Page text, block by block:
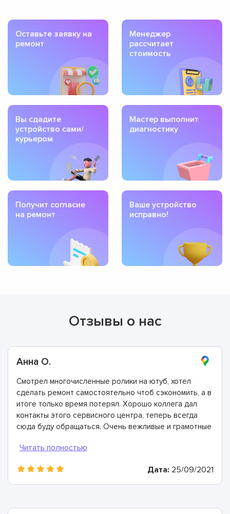
Оставьте заявку на
ремонт
Менеджер
рассчитает
стоимость
Вы сдадите
устройство сами/
курьером
Мастер выполнит
диагностику
Получит согласие
на ремонт
Ваше устройство
исправно!
Отзывы о нас
Анна О.
Смотрел многочисленные ролики на ютуб, хотел
сделать ремонт самостоятельно чтоб сэкономить, а в
итоге только время потерял. Хорошо коллега дал
контакты этого сервисного центра, теперь всегда
сюда буду обращаться. Очень вежливые и грамотные
гарантию.
Дата: 25/09/2021